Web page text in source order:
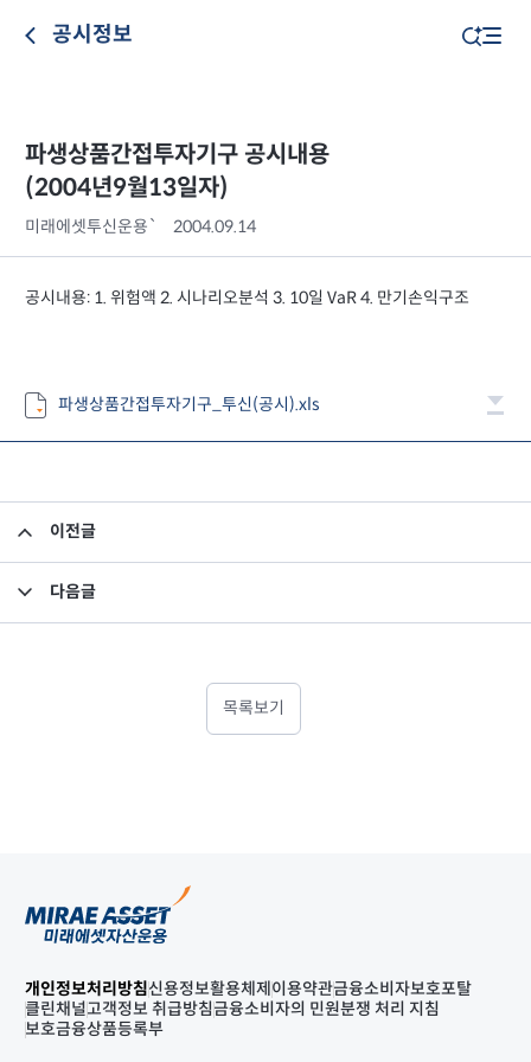
공시정보
파생상품간접투자기구 공시내용
(2004년9월13일자)
미래에셋투신운용` 2004.09.14
공시내용: 1. 위험액 2. 시나리오분석 3. 10일 VaR 4. 만기손익구조
파생상품간접투자기구_투신(공시).xls
이전글
다음글
목록보기
개인정보처리방침신용정보활용체제 이용약관금융소비자보호포탈
클린채널고객정보 취급방침금융소비자의 민원분쟁 처리 지침
보호금융상품등록부